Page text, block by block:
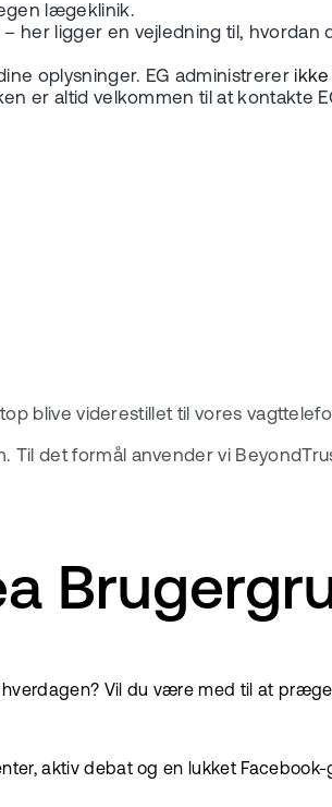
lægeklinik.
– her ligger en vejledning til, hvordan
oplysninger. EG administrerer ikke
er altid velkommen til at kontakte
blive viderestillet til vores
det formål anvender vi
Vil du være med til at
aktiv debat og en lukket